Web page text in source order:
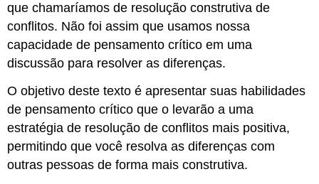
que chamaríamos de resolução construtiva de
conflitos. Não foi assim que usamos nossa
capacidade de pensamento crítico em uma
discussão para resolver as diferenças.
O objetivo deste texto é apresentar suas habilidades
de pensamento crítico que o levarão a uma
estratégia de resolução de conflitos mais positiva,
permitindo que você resolva as diferenças com
outras pessoas de forma mais construtiva.